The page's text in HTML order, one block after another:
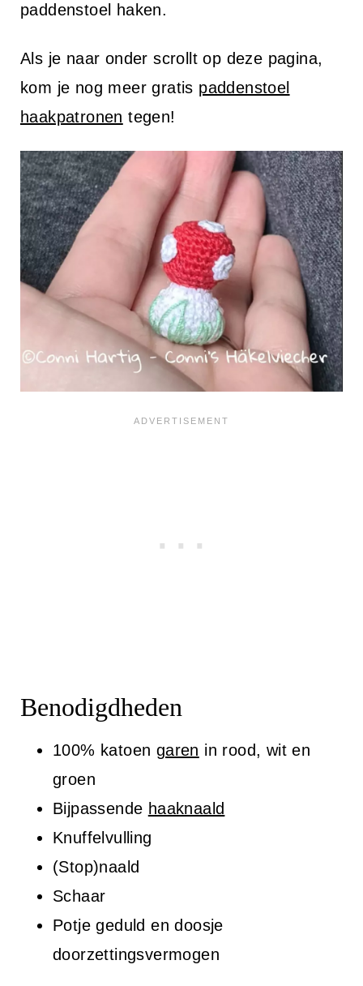
paddenstoel haken.
Als je naar onder scrollt op deze pagina,
kom je nog meer gratis paddenstoel
haakpatronen tegen!
Benodigdheden
100% katoen garen in rood, wit en
groen
Bijpassende haaknaald
Knuffelvulling
(Stop)naald
Schaar
Potje geduld en doosje
doorzettingsvermogen